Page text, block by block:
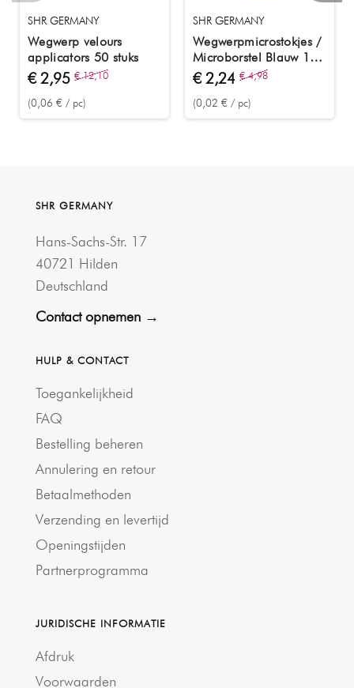
SHR GERMANY
Wegwerp velours
applicators 50 stuks
€ 2,95 € 12,10
(0,06 € / pc)
SHR GERMANY
Wegwerpmicrostokjes /
Microborstel Blauw 100
stuks
€ 2,24 € 4,98
(0,02 € / pc)
SHR GERMANY
Hans-Sachs-Str. 17
40721 Hilden
Deutschland
Contact opnemen →
HULP & CONTACT
Toegankelijkheid
FAQ
Bestelling beheren
Annulering en retour
Betaalmethoden
Verzending en levertijd
Openingstijden
Partnerprogramma
JURIDISCHE INFORMATIE
Afdruk
Voorwaarden